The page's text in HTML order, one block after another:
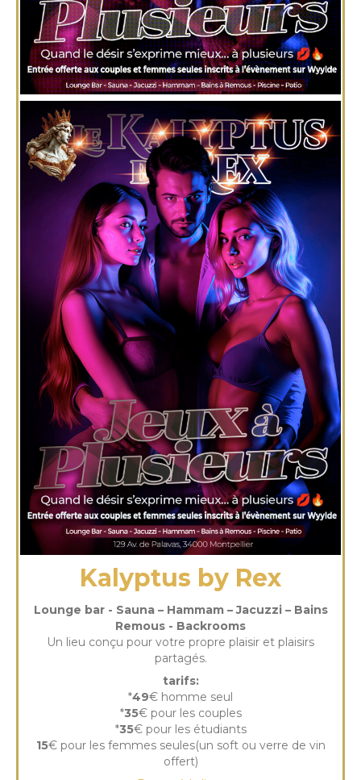
Kalyptus by Rex
Lounge bar - Sauna – Hammam – Jacuzzi – Bains
Remous - Backrooms
Un lieu conçu pour votre propre plaisir et plaisirs
partagés.
tarifs:
*49€ homme seul
*35€ pour les couples
*35€ pour les étudiants
15€ pour les femmes seules(un soft ou verre de vin
offert)